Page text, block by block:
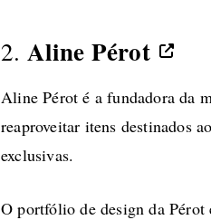
2. Aline Pérot
Aline Pérot é a fundadora da
reaproveitar itens destinados
exclusivas.
O portfólio de design da